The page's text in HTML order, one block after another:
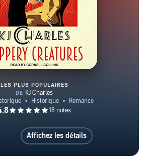
Slippery Creatures
LES PLUS POPULAIRES
Affichez les détails